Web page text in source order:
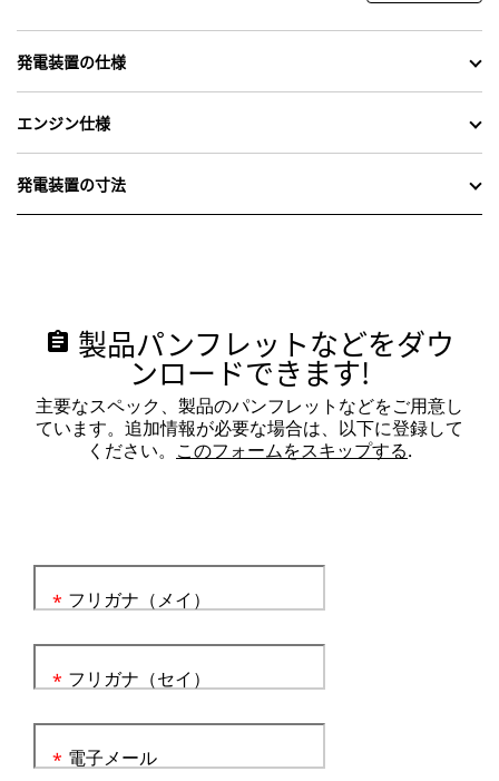
発電装置の仕様
エンジン仕様
発電装置の寸法
assignment 製品パンフレットなどをダウ
ンロードできます!
主要なスペック、製品のパンフレットなどをご用意し
ています。追加情報が必要な場合は、以下に登録して
ください。 このフォームをスキップする.
フリガナ（メイ）
*
フリガナ（セイ）
*
電子メール
*